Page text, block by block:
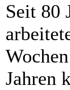
Seit 80
Jahren